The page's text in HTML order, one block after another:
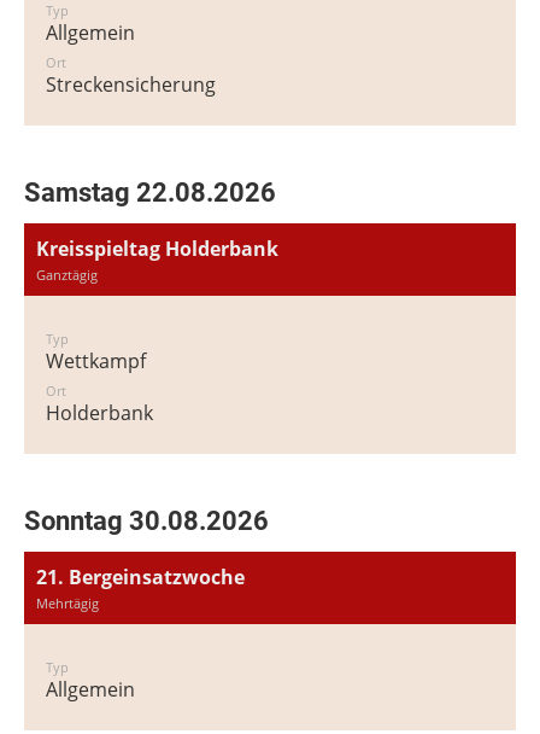
Typ
Allgemein
Ort
Streckensicherung
Samstag 22.08.2026
Kreisspieltag Holderbank
Ganztägig
Typ
Wettkampf
Ort
Holderbank
Sonntag 30.08.2026
21. Bergeinsatzwoche
Mehrtägig
Typ
Allgemein